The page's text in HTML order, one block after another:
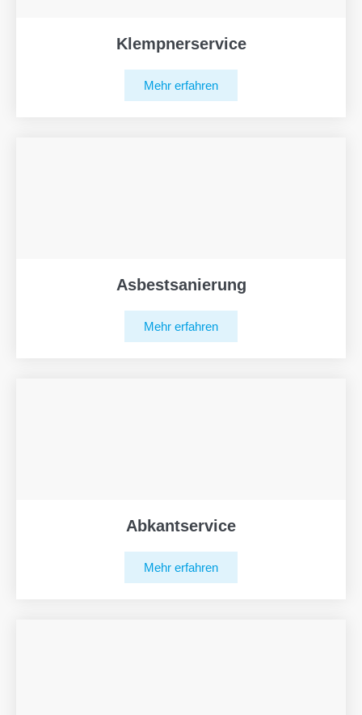
Klempnerservice
Mehr erfahren
Asbestsanierung
Mehr erfahren
Abkantservice
Mehr erfahren